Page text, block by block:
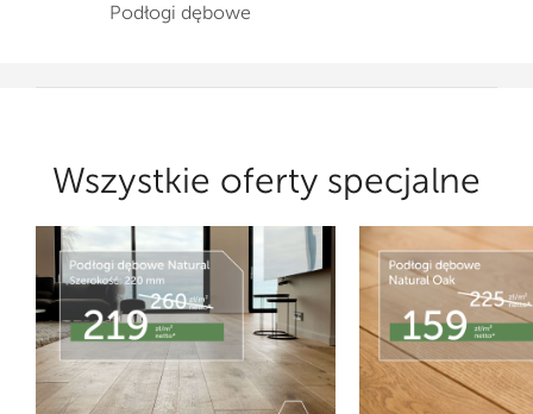
Podłogi dębowe
Wszystkie oferty specjalne